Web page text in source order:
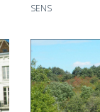
SENS